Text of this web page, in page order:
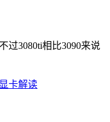
过3080ti相比3090来说
卡解读